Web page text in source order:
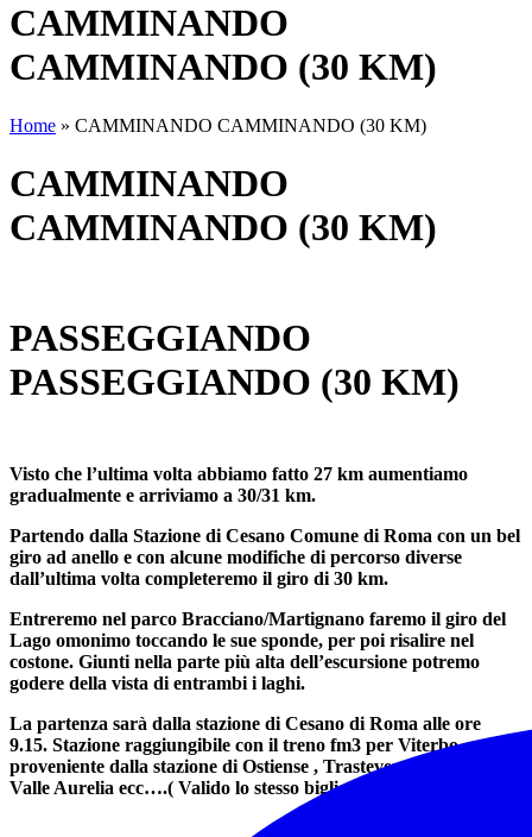
CAMMINANDO
CAMMINANDO (30 KM)
Home » CAMMINANDO CAMMINANDO (30 KM)
CAMMINANDO
CAMMINANDO (30 KM)
PASSEGGIANDO
PASSEGGIANDO (30 KM)
Visto che l’ultima volta abbiamo fatto 27 km aumentiamo
gradualmente e arriviamo a 30/31 km.
Partendo dalla Stazione di Cesano Comune di Roma con un bel
giro ad anello e con alcune modifiche di percorso diverse
dall’ultima volta completeremo il giro di 30 km.
Entreremo nel parco Bracciano/Martignano faremo il giro del
Lago omonimo toccando le sue sponde, per poi risalire nel
costone. Giunti nella parte più alta dell’escursione potremo
godere della vista di entrambi i laghi.
La partenza sarà dalla stazione di Cesano di Roma alle ore
9.15. Stazione raggiungibile con il treno fm3 per Viterbo
proveniente dalla stazione di Ostiense , Trastevere , San Pietro ,
Valle Aurelia ecc….( Valido lo stesso biglietto urbano)